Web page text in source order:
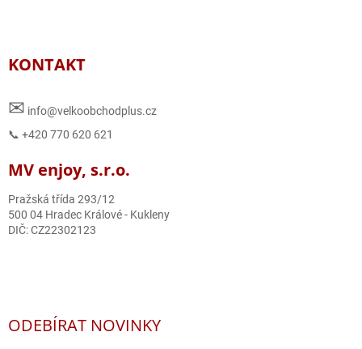
KONTAKT
✉ info@velkoobchodplus.cz
📞 +420 770 620 621
MV enjoy, s.r.o.
Pražská třída 293/12
500 04 Hradec Králové - Kukleny
DIČ: CZ22302123
ODEBÍRAT NOVINKY